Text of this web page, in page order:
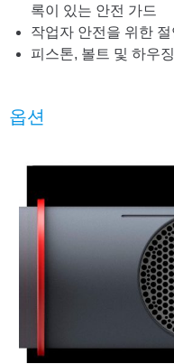
록이 있는 안전 가드
작업자 안전을 위한
피스톤, 볼트 및 하우
옵션